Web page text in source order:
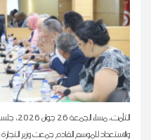
التأمت،
والاستعداد للموسم القادم جمعت وزير